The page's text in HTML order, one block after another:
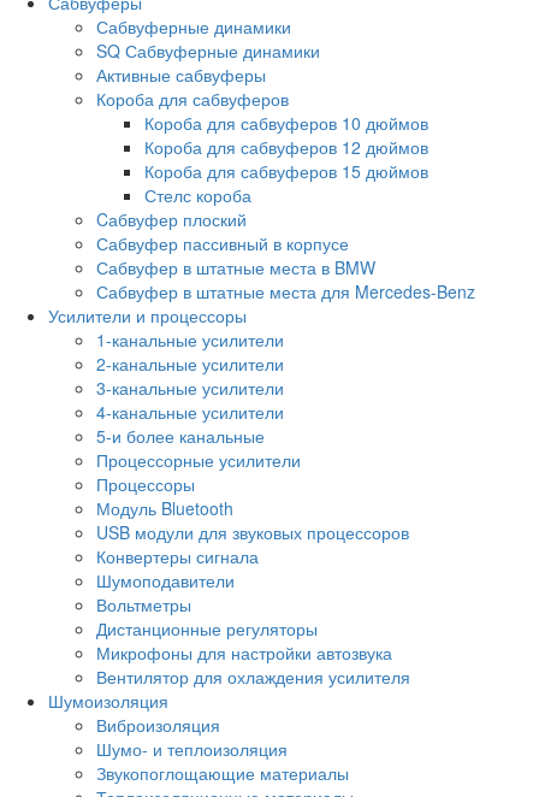
Сабвуферные динамики
SQ Сабвуферные динамики
Активные сабвуферы
Короба для сабвуферов
Короба для сабвуферов 10 дюймов
Короба для сабвуферов 12 дюймов
Короба для сабвуферов 15 дюймов
Стелс короба
Cабвуфер плоский
Сабвуфер пассивный в корпусе
Сабвуфер в штатные места в BMW
Сабвуфер в штатные места для Mercedes-Benz
Усилители и процессоры
1-канальные усилители
2-канальные усилители
3-канальные усилители
4-канальные усилители
5-и более канальные
Процессорные усилители
Процессоры
Модуль Bluetooth
USB модули для звуковых процессоров
Конвертеры сигнала
Шумоподавители
Вольтметры
Дистанционные регуляторы
Микрофоны для настройки автозвука
Вентилятор для охлаждения усилителя
Шумоизоляция
Виброизоляция
Шумо- и теплоизоляция
Звукопоглощающие материалы